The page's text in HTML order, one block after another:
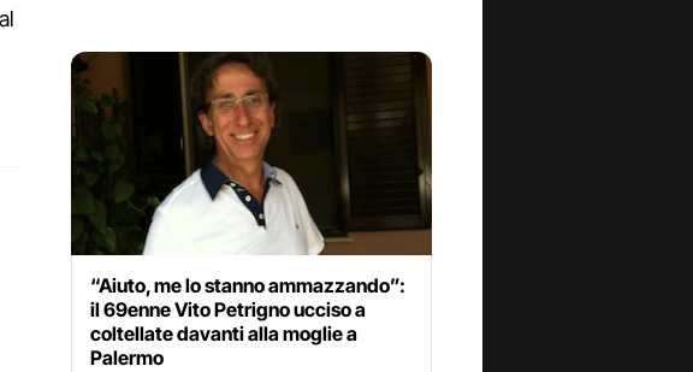
“Aiuto, me lo stanno ammazzando”:
il 69enne Vito Petrigno ucciso a
coltellate davanti alla moglie a
Palermo